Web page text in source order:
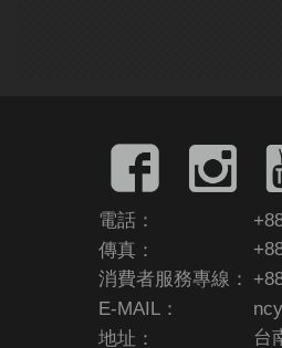
電話：
傳真：
消費者服務專線：
E-MAIL：
地址：
台